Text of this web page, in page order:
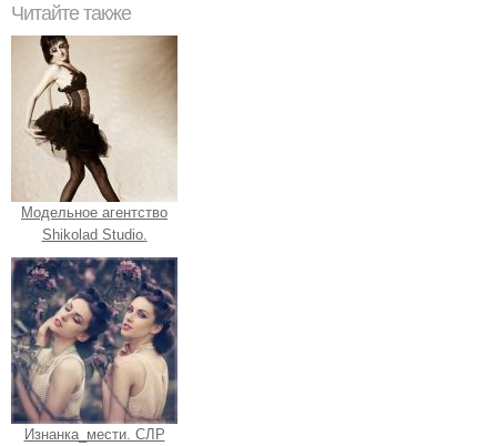
Читайте также
Модельное агентство
Shikolad Studio.
Изнанка_мести. СЛР